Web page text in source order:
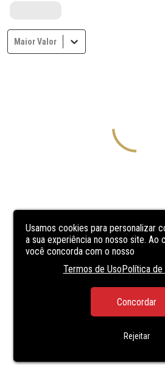
Usamos cookies para personalizar
a sua experiência no nosso site. Ao
você concorda com o nosso
Termos de UsoPolítica de
Concordar
Rejeitar
Maior Valor